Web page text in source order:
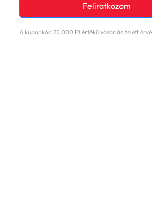
Feliratkozom
A kuponkód 25.000 Ft értékű vásárlás felett